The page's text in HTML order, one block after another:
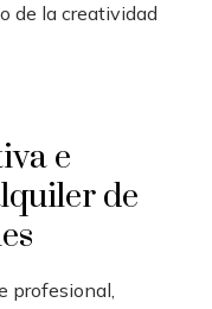
de la creatividad
e
de
profesional,